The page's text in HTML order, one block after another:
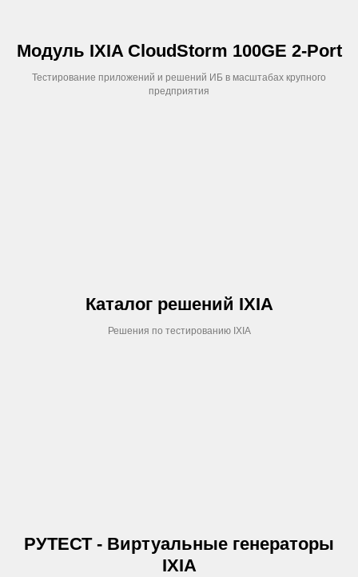
Модуль IXIA CloudStorm 100GE 2-Port
Тестирование приложений и решений ИБ в масштабах крупного
предприятия
Каталог решений IXIA
Решения по тестированию IXIA
РУТЕСТ - Виртуальные генераторы
IXIA